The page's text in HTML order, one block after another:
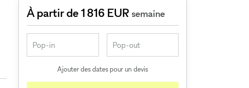
À partir de 1 816 EURsemaine
Ajouter des dates pour un devis